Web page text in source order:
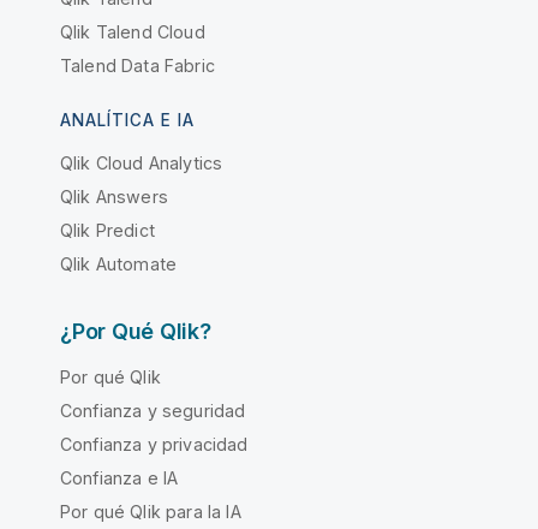
Qlik Talend Cloud
Talend Data Fabric
ANALÍTICA E IA
Qlik Cloud Analytics
Qlik Answers
Qlik Predict
Qlik Automate
¿Por Qué Qlik?
Por qué Qlik
Confianza y seguridad
Confianza y privacidad
Confianza e IA
Por qué Qlik para la IA